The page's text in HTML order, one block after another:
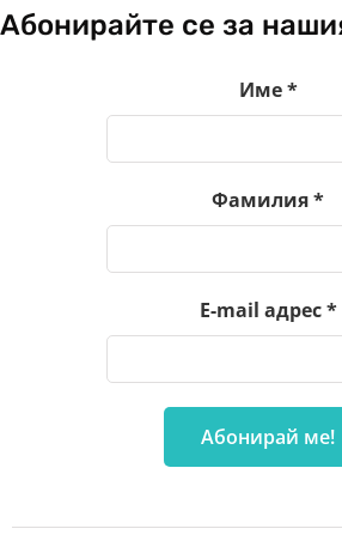
Абонирайте се за
Име*
Фамилия*
E-mail адрес*